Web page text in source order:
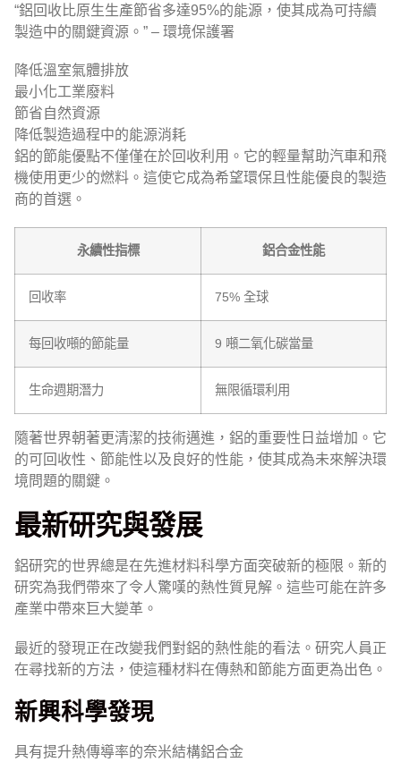
“鋁回收比原生生產節省多達95%的能源，使其成為可持續
製造中的關鍵資源。” – 環境保護署
降低溫室氣體排放
最小化工業廢料
節省自然資源
降低製造過程中的能源消耗
鋁的節能優點不僅僅在於回收利用。它的輕量幫助汽車和飛
機使用更少的燃料。這使它成為希望環保且性能優良的製造
商的首選。
永續性指標 鋁合金性能
回收率 75% 全球
每回收噸的節能量 9 噸二氧化碳當量
生命週期潛力 無限循環利用
隨著世界朝著更清潔的技術邁進，鋁的重要性日益增加。它
的可回收性、節能性以及良好的性能，使其成為未來解決環
境問題的關鍵。
最新研究與發展
鋁研究的世界總是在先進材料科學方面突破新的極限。新的
研究為我們帶來了令人驚嘆的熱性質見解。這些可能在許多
產業中帶來巨大變革。
最近的發現正在改變我們對鋁的熱性能的看法。研究人員正
在尋找新的方法，使這種材料在傳熱和節能方面更為出色。
新興科學發現
具有提升熱傳導率的奈米結構鋁合金